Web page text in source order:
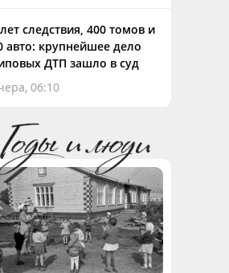
следствия, 400 томов и
авто: крупнейшее дело
ДТП зашло в суд
06:10